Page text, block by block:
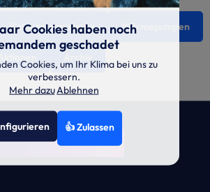
Kaltwassersysteme Wärmepumpen
KRONE.
Cookies haben noch
geschadet
Cookies, um Ihr Klima bei uns zu
verbessern.
Mehr dazuAblehnen
👍 Zulassen